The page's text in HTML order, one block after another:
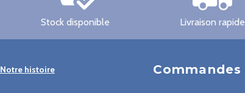
Stock disponible Livraison rapide
Notre histoire Commandes